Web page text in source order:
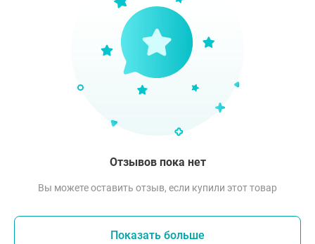
Отзывов пока нет
Вы можете оставить отзыв, если купили этот товар
Показать больше